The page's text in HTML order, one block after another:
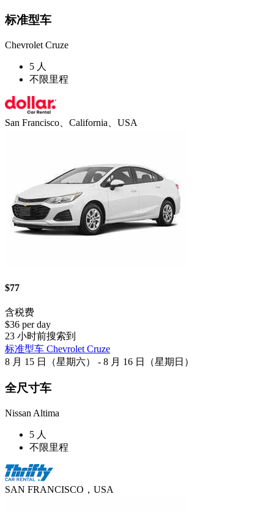
标准型车
Chevrolet Cruze
5 人
不限里程
San Francisco、California、USA
$77
含税费
$36 per day
23 小时前搜索到
标准型车 Chevrolet Cruze
8 月 15 日（星期六） - 8 月 16 日（星期日）
全尺寸车
Nissan Altima
5 人
不限里程
SAN FRANCISCO，USA